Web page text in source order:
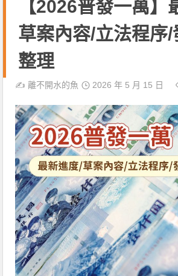
【2026普發一萬】
草案內容/立法程序/
整理
✍️離不開水的魚 2026 年 5 月 15 日